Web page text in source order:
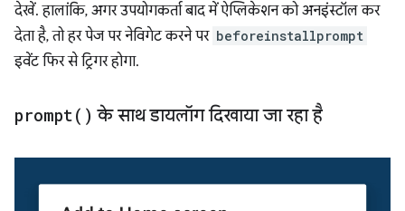
देखें. हालांकि, अगर उपयोगकर्ता बाद में ऐप्लिकेशन को अनइंस्टॉल कर
देता है, तो हर पेज पर नेविगेट करने पर beforeinstallprompt
इवेंट फिर से ट्रिगर होगा.
prompt( ) के साथ डायलॉग दिखाया जा रहा है